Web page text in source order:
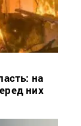
на
них